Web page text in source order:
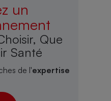
un
Que
Santé
de l'expertise